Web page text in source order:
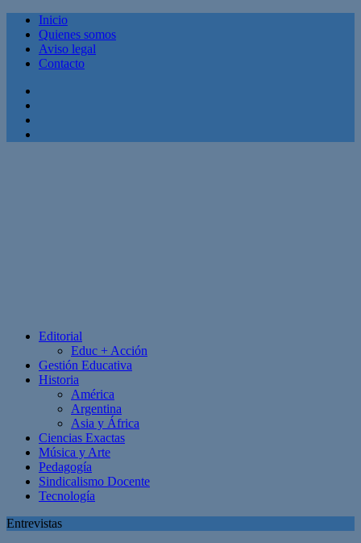
Inicio
Quienes somos
Aviso legal
Contacto
Editorial
Educ + Acción
Gestión Educativa
Historia
América
Argentina
Asia y África
Ciencias Exactas
Música y Arte
Pedagogía
Sindicalismo Docente
Tecnología
Entrevistas